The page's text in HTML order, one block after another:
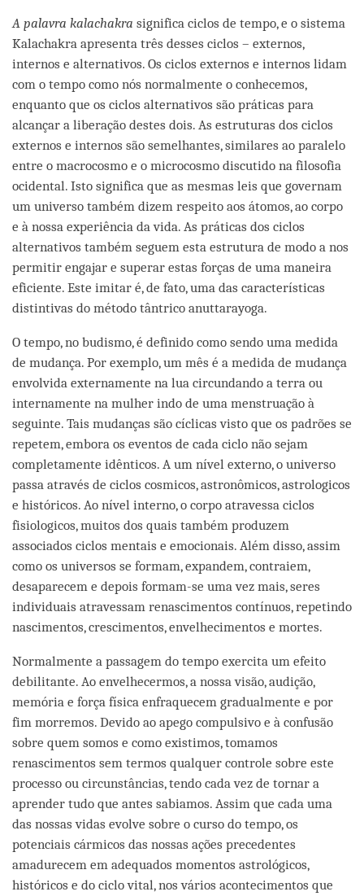
A palavra kalachakra significa ciclos de tempo, e o sistema
Kalachakra apresenta três desses ciclos – externos,
internos e alternativos. Os ciclos externos e internos lidam
com o tempo como nós normalmente o conhecemos,
enquanto que os ciclos alternativos são práticas para
alcançar a liberação destes dois. As estruturas dos ciclos
externos e internos são semelhantes, similares ao paralelo
entre o macrocosmo e o microcosmo discutido na filosofia
ocidental. Isto significa que as mesmas leis que governam
um universo também dizem respeito aos átomos, ao corpo
e à nossa experiência da vida. As práticas dos ciclos
alternativos também seguem esta estrutura de modo a nos
permitir engajar e superar estas forças de uma maneira
eficiente. Este imitar é, de fato, uma das características
distintivas do método tântrico anuttarayoga.
O tempo, no budismo, é definido como sendo uma medida
de mudança. Por exemplo, um mês é a medida de mudança
envolvida externamente na lua circundando a terra ou
internamente na mulher indo de uma menstruação à
seguinte. Tais mudanças são cíclicas visto que os padrões se
repetem, embora os eventos de cada ciclo não sejam
completamente idênticos. A um nível externo, o universo
passa através de ciclos cosmicos, astronômicos, astrologicos
e históricos. Ao nível interno, o corpo atravessa ciclos
fisiologicos, muitos dos quais também produzem
associados ciclos mentais e emocionais. Além disso, assim
como os universos se formam, expandem, contraiem,
desaparecem e depois formam-se uma vez mais, seres
individuais atravessam renascimentos contínuos, repetindo
nascimentos, crescimentos, envelhecimentos e mortes.
Normalmente a passagem do tempo exercita um efeito
debilitante. Ao envelhecermos, a nossa visão, audição,
memória e força física enfraquecem gradualmente e por
fim morremos. Devido ao apego compulsivo e à confusão
sobre quem somos e como existimos, tomamos
renascimentos sem termos qualquer controle sobre este
processo ou circunstâncias, tendo cada vez de tornar a
aprender tudo que antes sabiamos. Assim que cada uma
das nossas vidas evolve sobre o curso do tempo, os
potenciais cármicos das nossas ações precedentes
amadurecem em adequados momentos astrológicos,
históricos e do ciclo vital, nos vários acontecimentos que